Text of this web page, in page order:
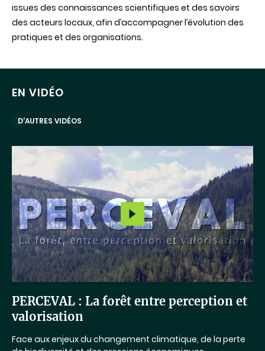
issues des connaissances scientifiques et des savoirs
des acteurs locaux, afin d’accompagner l’évolution des
pratiques et des organisations.
EN VIDÉO
D'AUTRES VIDÉOS
Lancer
vidéo
PERCEVAL : La forêt entre perception et
valorisation
Face aux enjeux du changement climatique, de la perte